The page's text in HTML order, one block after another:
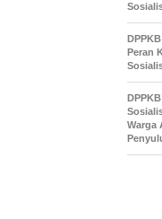
Peran
Warga